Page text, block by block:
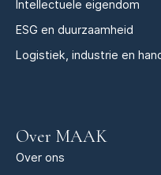
Intellectuele eigendom
ESG en duurzaamheid
Logistiek, industrie en
Over MAAK
Over ons